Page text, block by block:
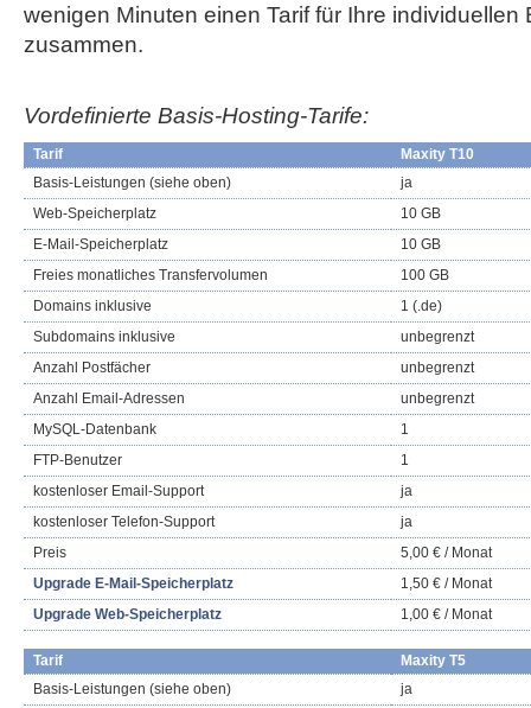
wenigen Minuten einen Tarif für Ihre individuellen
zusammen.
Vordefinierte Basis-Hosting-Tarife:
Tarif
Maxity T10
Basis-Leistungen (siehe oben)
ja
Web-Speicherplatz
10 GB
E-Mail-Speicherplatz
10 GB
Freies monatliches Transfervolumen
100 GB
Domains inklusive
1 (.de)
Subdomains inklusive
unbegrenzt
Anzahl Postfächer
unbegrenzt
Anzahl Email-Adressen
unbegrenzt
MySQL-Datenbank
1
FTP-Benutzer
1
kostenloser Email-Support
ja
kostenloser Telefon-Support
ja
Preis
5,00 € / Monat
Upgrade E-Mail-Speicherplatz
1,50 € / Monat
Upgrade Web-Speicherplatz
1,00 € / Monat
Tarif
Maxity T5
Basis-Leistungen (siehe oben)
ja